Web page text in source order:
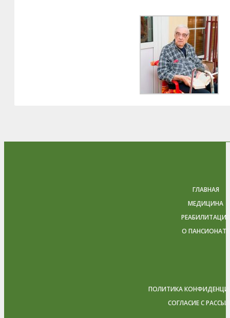
ГЛАВНАЯ
МЕДИЦИНА
РЕАБИЛИТАЦИЯ
О ПАНСИОНАТЕ
ПОЛИТИКА
СОГЛАСИЕ С